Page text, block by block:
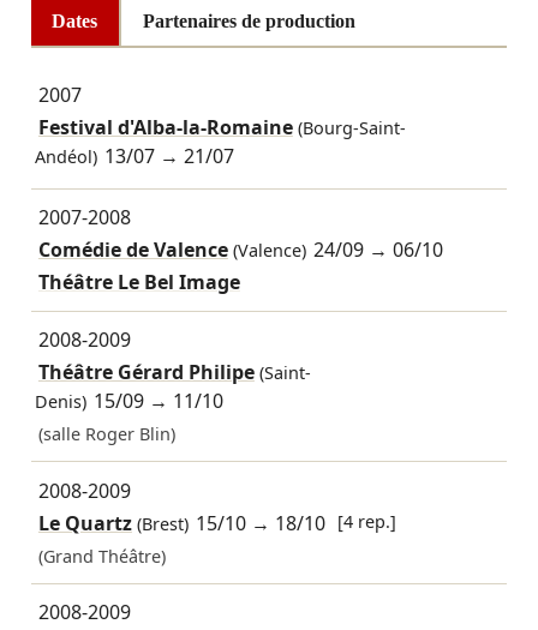
Dates Partenaires de production
2007
Festival d'Alba-la-Romaine(Bourg-Saint-
Andéol) 13/07 →21/07
2007-2008
Comédie de Valence(Valence) 24/09 →06/10
Théâtre Le Bel Image
2008-2009
Théâtre Gérard Philipe(Saint-
Denis) 15/09 → 11/10
(salle Roger Blin)
2008-2009
Le Quartz(Brest) 15/10 → 18/10 [4 rep.]
(Grand Théâtre)
2008-2009